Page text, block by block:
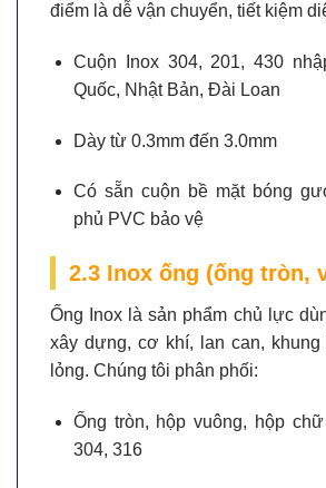
điểm là dễ vận chuyển, tiết kiệm
Cuộn Inox 304, 201, 430
Quốc, Nhật Bản, Đài Loan
Dày từ 0.3mm đến 3.0mm
Có sẵn cuộn bề mặt bóng
phủ PVC bảo vệ
2.3 Inox ống (ống tròn,
Ống Inox là sản phẩm chủ lực
xây dựng, cơ khí, lan can,
lỏng. Chúng tôi phân phối:
Ống tròn, hộp vuông, hộp
304, 316